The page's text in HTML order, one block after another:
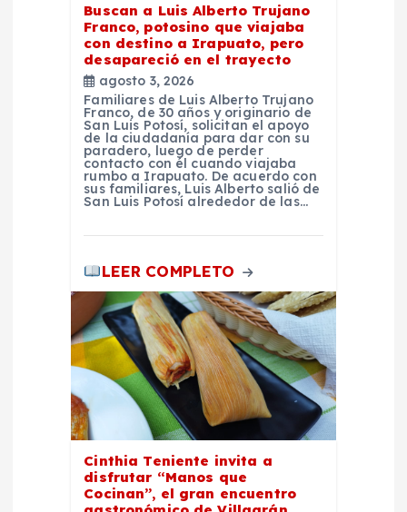
Buscan a Luis Alberto Trujano
Franco, potosino que viajaba
con destino a Irapuato, pero
desapareció en el trayecto
agosto 3, 2026
Familiares de Luis Alberto Trujano
Franco, de 30 años y originario de
San Luis Potosí, solicitan el apoyo
de la ciudadanía para dar con su
paradero, luego de perder
contacto con él cuando viajaba
rumbo a Irapuato. De acuerdo con
sus familiares, Luis Alberto salió de
San Luis Potosí alrededor de las…
LEER COMPLETO
Cinthia Teniente invita a
disfrutar “Manos que
Cocinan”, el gran encuentro